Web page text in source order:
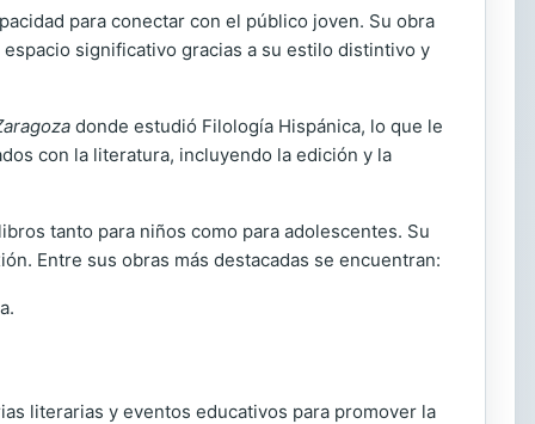
para conectar con el público joven. Su obra
significativo gracias a su estilo distintivo y
donde estudió Filología Hispánica, lo que le
con la literatura, incluyendo la edición y la
tanto para niños como para adolescentes. Su
Entre sus obras más destacadas se encuentran:
literarias y eventos educativos para promover la